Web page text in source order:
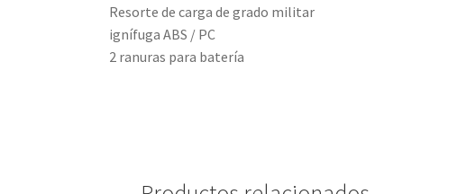
Resorte de carga de grado militar
ignífuga ABS / PC
2 ranuras para batería